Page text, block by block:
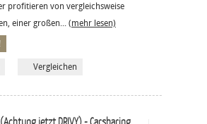
profitieren von vergleichsweise
einer großen... (mehr lesen)
Vergleichen
jetzt DRIVY) - Carsharing